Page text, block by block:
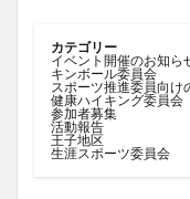
カテゴリー
イベント開催のお知ら
キンボール委員会
スポーツ推進委員向け
健康ハイキング委員会
参加者募集
活動報告
王子地区
生涯スポーツ委員会